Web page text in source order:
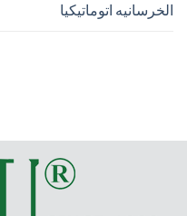
الخرسانيه اتوماتيكيا